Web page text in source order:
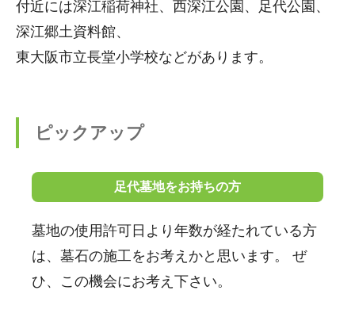
付近には深江稲荷神社、西深江公園、足代公園、
深江郷土資料館、
東大阪市立長堂小学校などがあります。
ピックアップ
足代墓地をお持ちの方
墓地の使用許可日より年数が経たれている方
は、墓石の施工をお考えかと思います。 ぜ
ひ、この機会にお考え下さい。